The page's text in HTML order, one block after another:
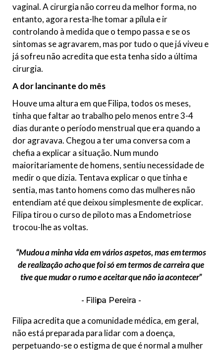
vaginal. A cirurgia não correu da melhor forma, no
entanto, agora resta-lhe tomar a pílula e ir
controlando à medida que o tempo passa e se os
sintomas se agravarem, mas por tudo o que já viveu e
já sofreu não acredita que esta tenha sido a última
cirurgia.
A dor lancinante do mês
Houve uma altura em que Filipa, todos os meses,
tinha que faltar ao trabalho pelo menos entre 3-4
dias durante o período menstrual que era quando a
dor agravava. Chegou a ter uma conversa com a
chefia a explicar a situação. Num mundo
maioritariamente de homens, sentiu necessidade de
medir o que dizia. Tentava explicar o que tinha e
sentia, mas tanto homens como das mulheres não
entendiam até que deixou simplesmente de explicar.
Filipa tirou o curso de piloto mas a Endometriose
trocou-lhe as voltas.
“Mudou a minha vida em vários aspetos, mas em termos
de realização acho que foi só em termos de carreira que
tive que mudar o rumo e aceitar que não ia acontecer”
Filipa Pereira
Filipa acredita que a comunidade médica, em geral,
não está preparada para lidar com a doença,
perpetuando-se o estigma de que é normal a mulher